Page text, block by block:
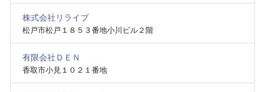
株式会社リライブ
松戸市松戸１８５３番地小川ビル２階
有限会社ＤＥＮ
香取市小見１０２１番地